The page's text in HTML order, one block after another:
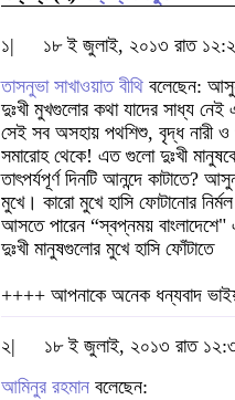
১|
১৮ ই জুলাই, ২০১৩ রাত
তাসনুভা সাখাওয়াত বীথি বলেছেন:
দুঃখী মুখগুলোর কথা যাদের সাধ্য নেই
সেই সব অসহায় পথশিশু, বৃদ্ধ নারী ও
সমারোহ থেকে! এত গুলো দুঃখী
তাৎপর্যপূর্ণ দিনটি আনন্দে কাটাতে?
মুখে। কারো মুখে হাসি ফোটানোর
আসতে পারেন “স্বপ্নময়
দুঃখী মানুষগুলোর মুখে হাসি ফোঁটাতে
++++ আপনাকে অনেক ধন্যবাদ
২|
১৮ ই জুলাই, ২০১৩ রাত
আমিনুর রহমান বলেছেন: